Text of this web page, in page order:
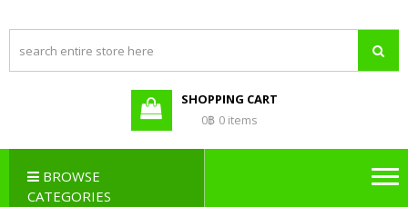
PBX LAO, IP-
PBX LAO,
PABX LAO,
NETWORK
SHOPPING CART
0฿ 0 items
BROWSE
CATEGORIES